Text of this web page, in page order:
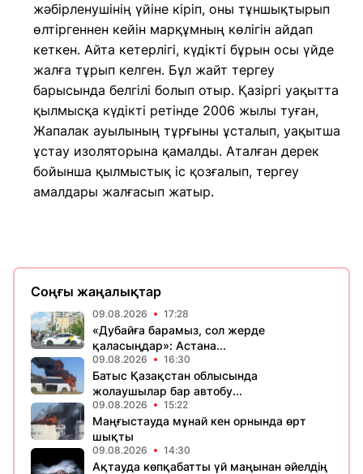
жәбірленушінің үйіне кіріп, оны тұншықтырып
өлтіргеннен кейін марқұмның көлігін айдап
кеткен. Айта кетерлігі, күдікті бұрын осы үйде
жалға тұрып келген. Бұл жайт тергеу
барысында белгілі болып отыр. Қазіргі уақытта
қылмысқа күдікті ретінде 2006 жылы туған,
Жапалак ауылының тұрғыны ұсталып, уақытша
ұстау изоляторына қамалды. Аталған дерек
бойынша қылмыстық іс қозғалып, тергеу
амалдары жалғасып жатыр.
Соңғы жаңалықтар
09.08.2026 17:28
«Дубайға барамыз, сол жерде
қаласыңдар»: Астана...
09.08.2026 16:30
Батыс Қазақстан облысында
жолаушылар бар автобу...
09.08.2026 15:22
Маңғыстауда мұнай кен орнында өрт
шықты
09.08.2026 14:30
Ақтауда көпқабатты үй маңынан әйелдің